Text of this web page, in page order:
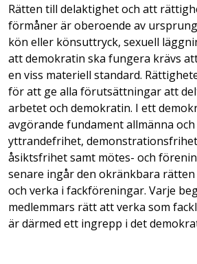
Rätten till delaktighet och att
förmåner är oberoende av
kön eller könsuttryck, sexuell
att demokratin ska fungera krävs
en viss materiell standard.
för att ge alla förutsättningar att
arbetet och demokratin. I ett
avgörande fundament allmänna
yttrandefrihet,
åsiktsfrihet samt mötes- och
senare ingår den okränkbara
och verka i fackföreningar. Varje
medlemmars rätt att verka som
är därmed ett ingrepp i det